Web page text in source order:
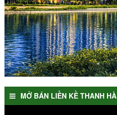
MỞ BÁN LIỀN KỀ THANH HÀ